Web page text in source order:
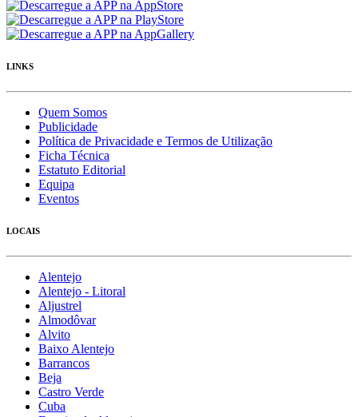
LINKS
Quem Somos
Publicidade
Política de Privacidade e Termos de Utilização
Ficha Técnica
Estatuto Editorial
Equipa
Eventos
LOCAIS
Alentejo
Alentejo - Litoral
Aljustrel
Almodôvar
Alvito
Baixo Alentejo
Barrancos
Beja
Castro Verde
Cuba